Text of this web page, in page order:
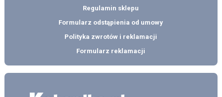
Regulamin sklepu
Formularz odstąpienia od umowy
Polityka zwrotów i reklamacji
Formularz reklamacji